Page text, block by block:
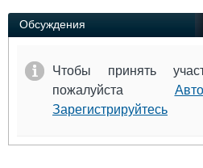
Обсуждения
Чтобы принять
пожалуйста
Зарегистрируйтесь